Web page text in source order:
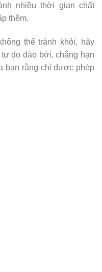
nhiều thời gian chất
thêm.
thể tránh khỏi, hãy
do đào bới, chẳng hạn
bạn rằng chỉ được phép